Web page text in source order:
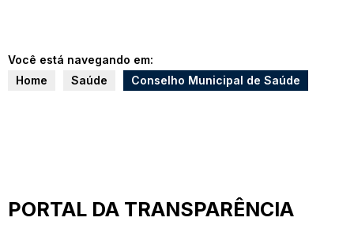
Você está navegando em:
Home
Saúde Conselho Municipal de Saúde
PORTAL DA TRANSPARÊNCIA